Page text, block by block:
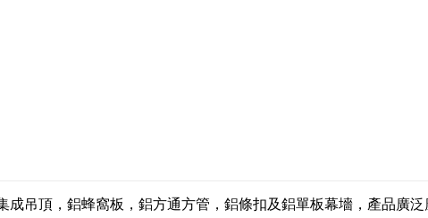
吊頂，鋁蜂窩板，鋁方通方管，鋁條扣及鋁單板幕墻，產品廣